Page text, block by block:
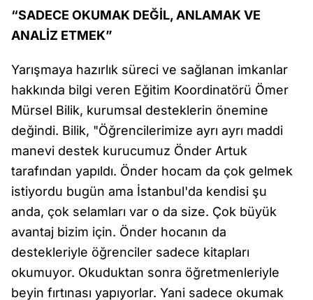
“SADECE OKUMAK DEĞİL, ANLAMAK VE
ANALİZ ETMEK”
Yarışmaya hazırlık süreci ve sağlanan imkanlar
hakkında bilgi veren Eğitim Koordinatörü Ömer
Mürsel Bilik, kurumsal desteklerin önemine
değindi. Bilik, "Öğrencilerimize ayrı ayrı maddi
manevi destek kurucumuz Önder Artuk
tarafından yapıldı. Önder hocam da çok gelmek
istiyordu bugün ama İstanbul'da kendisi şu
anda, çok selamları var o da size. Çok büyük
avantaj bizim için. Önder hocanın da
destekleriyle öğrenciler sadece kitapları
okumuyor. Okuduktan sonra öğretmenleriyle
beyin fırtınası yapıyorlar. Yani sadece okumak